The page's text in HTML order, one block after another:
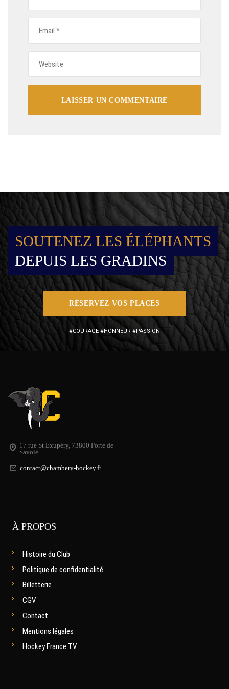
SOUTENEZ LES ÉLÉPHANTS
DEPUIS LES GRADINS
RÉSERVEZ VOS PLACES
#COURAGE #HONNEUR #PASSION
17 rue St Exupéry, 73800 Porte de
Savoie
contact@chambery-hockey.fr
À PROPOS
Histoire du Club
Politique de confidentialité
Billetterie
CGV
Contact
Mentions légales
Hockey France TV